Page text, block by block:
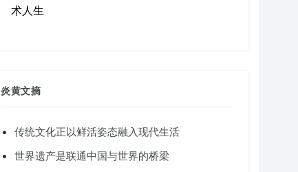
术人生
炎黄文摘
传统文化正以鲜活姿态融入现代生活
世界遗产是联通中国与世界的桥梁